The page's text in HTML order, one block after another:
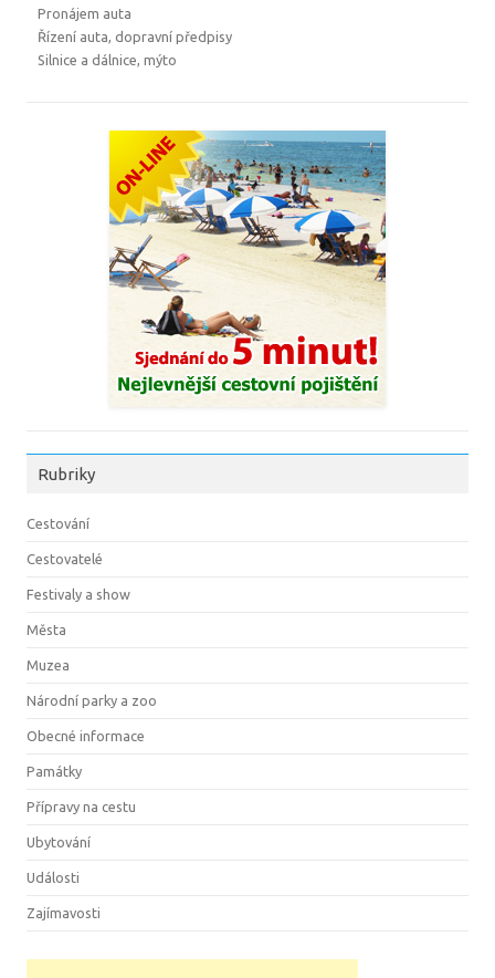
Pronájem auta
Řízení auta, dopravní předpisy
Silnice a dálnice, mýto
Rubriky
Cestování
Cestovatelé
Festivaly a show
Města
Muzea
Národní parky a zoo
Obecné informace
Památky
Přípravy na cestu
Ubytování
Události
Zajímavosti